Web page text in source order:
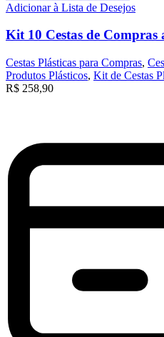
Adicionar à Lista de Desejos
Kit 10 Cestas de
Cestas Plásticas para Compras,
Produtos Plásticos, Kit de Cestas
R$ 258,90